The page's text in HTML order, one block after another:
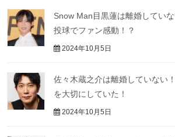
Snow Man目黒蓮は離婚してい
投球でファン感動！？
2024年10月5日
佐々木蔵之介は離婚していない
を大切にしていた！
2024年10月5日